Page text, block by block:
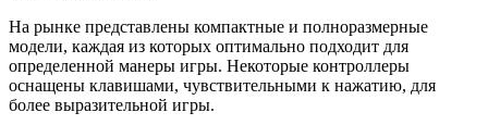
На рынке представлены компактные и полноразмерные
модели, каждая из которых оптимально подходит для
определенной манеры игры. Некоторые контроллеры
оснащены клавишами, чувствительными к нажатию, для
более выразительной игры.